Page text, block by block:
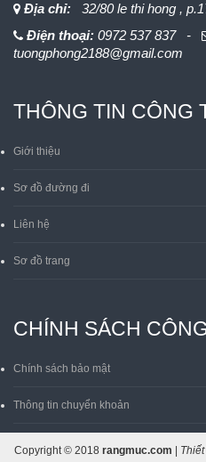
Địa chỉ:
32/80 le thi hong ,
Điện thoại: 0972 537 837 -
tuongphong2188@gmail.com
THÔNG TIN CÔNG
Giới thiệu
Sơ đồ đường đi
Liên hệ
Sơ đồ trang
CHÍNH SÁCH
Chính sách bảo mật
Thông tin chuyển khoản
Copyright © 2018 rangmuc.com